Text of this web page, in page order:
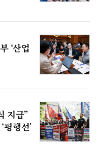
‘산업
지급”
행선’